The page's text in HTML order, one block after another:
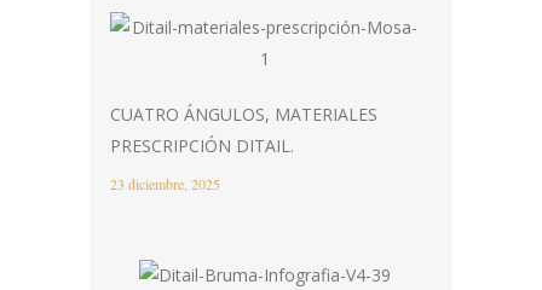
CUATRO ÁNGULOS, MATERIALES
PRESCRIPCIÓN DITAIL.
23 diciembre, 2025